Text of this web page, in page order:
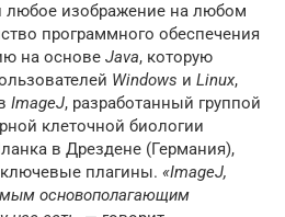
любое изображение на любом
программного обеспечения
на основе Java, которую
Windows и Linux,
ImageJ, разработанный группой
клеточной биологии
в Дрездене (Германия),
плагины. «ImageJ,
основополагающим